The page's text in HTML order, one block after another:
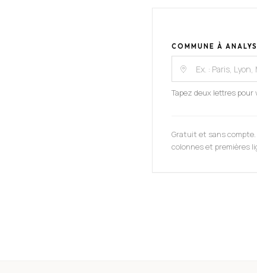
COMMUNE À
Tapez deux lettres
Gratuit et sans compte.
colonnes et premières